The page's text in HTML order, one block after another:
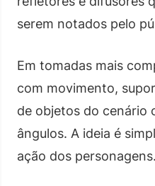
serem notados pelo
Em tomadas mais
com movimento,
de objetos do cenário
ângulos. A ideia é
ação dos personagens.